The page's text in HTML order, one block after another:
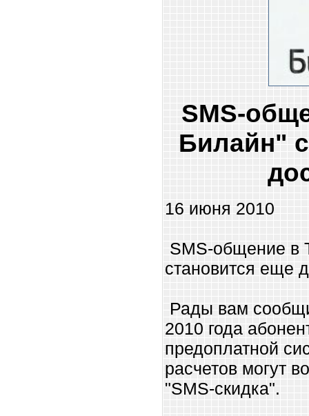
SMS-
Билайн"
16 июня 2010
SMS-общение
становится еще
Рады вам
2010 года
предоплатной
расчетов могут
"SMS-скидка".